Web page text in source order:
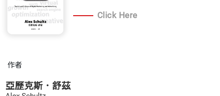
Click Here
作者
亞歷克斯．舒茲